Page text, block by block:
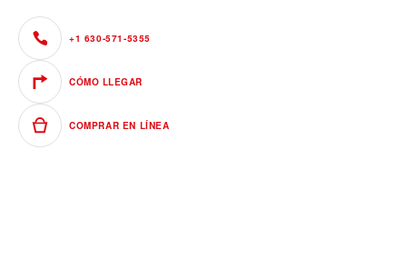
+1 630-571-5355
CÓMO LLEGAR
COMPRAR EN LÍNEA